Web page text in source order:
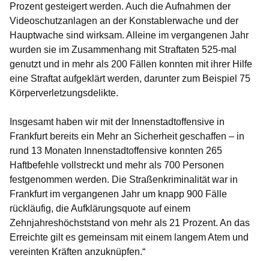
Prozent gesteigert werden. Auch die Aufnahmen der
Videoschutzanlagen an der Konstablerwache und der
Hauptwache sind wirksam. Alleine im vergangenen Jahr
wurden sie im Zusammenhang mit Straftaten 525-mal
genutzt und in mehr als 200 Fällen konnten mit ihrer Hilfe
eine Straftat aufgeklärt werden, darunter zum Beispiel 75
Körperverletzungsdelikte.
Insgesamt haben wir mit der Innenstadtoffensive in
Frankfurt bereits ein Mehr an Sicherheit geschaffen – in
rund 13 Monaten Innenstadtoffensive konnten 265
Haftbefehle vollstreckt und mehr als 700 Personen
festgenommen werden. Die Straßenkriminalität war in
Frankfurt im vergangenen Jahr um knapp 900 Fälle
rückläufig, die Aufklärungsquote auf einem
Zehnjahreshöchststand von mehr als 21 Prozent. An das
Erreichte gilt es gemeinsam mit einem langem Atem und
vereinten Kräften anzuknüpfen.“